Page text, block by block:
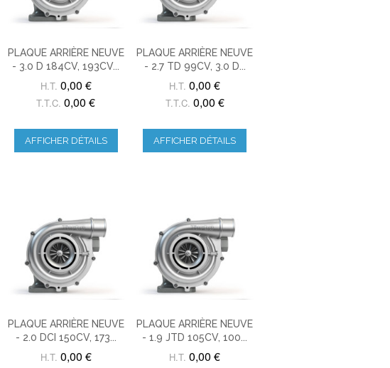
PLAQUE ARRIÈRE NEUVE
- 3.0 D 184CV, 193CV...
H.T. 0,00 €
T.T.C. 0,00 €
AFFICHER DÉTAILS
PLAQUE ARRIÈRE NEUVE
- 2.7 TD 99CV, 3.0 D...
H.T. 0,00 €
T.T.C. 0,00 €
AFFICHER DÉTAILS
PLAQUE ARRIÈRE NEUVE
- 2.0 DCI 150CV, 173...
H.T. 0,00 €
PLAQUE ARRIÈRE NEUVE
- 1.9 JTD 105CV, 100...
H.T. 0,00 €